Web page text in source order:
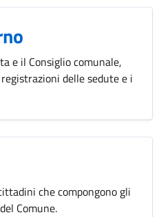
e il Consiglio comunale,
delle sedute e i
che compongono gli
Comune.